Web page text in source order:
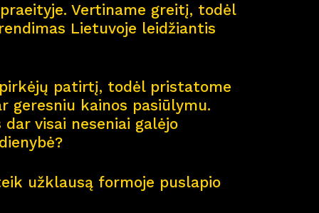
Vertiname greitį, todėl
Lietuvoje leidžiantis
patirtį, todėl pristatome
geresniu kainos pasiūlymu.
visai neseniai galėjo
užklausą formoje puslapio